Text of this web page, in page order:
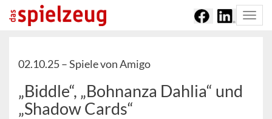
02.10.25 –Spiele von Amigo
„Biddle“, „Bohnanza Dahlia“ und
„Shadow Cards“